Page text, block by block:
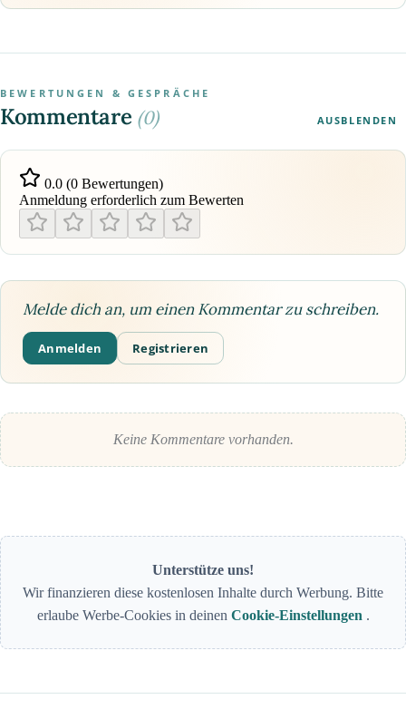
BEWERTUNGEN & GESPRÄCHE
Kommentare (0) AUSBLENDEN
0.0 (0 Bewertungen)
Anmeldung erforderlich zum Bewerten
Melde dich an, um einen Kommentar zu schreiben.
Anmelden Registrieren
Keine Kommentare vorhanden.
Unterstütze uns!
Wir finanzieren diese kostenlosen Inhalte durch Werbung. Bitte
erlaube Werbe-Cookies in deinen Cookie-Einstellungen .